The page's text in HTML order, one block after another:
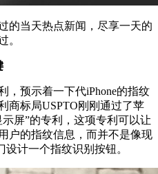
当天热点新闻，尽享一天的
。
预示着一下代iPhone的指纹
商标局USPTO刚刚通过了苹
屏”的专利，这项专利可以让
户的指纹信息，而并不是像现
设计一个指纹识别按钮。